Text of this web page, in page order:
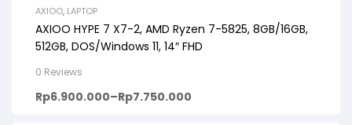
AXIOO, LAPTOP
AXIOO HYPE 7 X7-2, AMD Ryzen 7-5825, 8GB/16GB,
512GB, DOS/Windows 11, 14″ FHD
0 Reviews
Rp6.900.000–Rp7.750.000